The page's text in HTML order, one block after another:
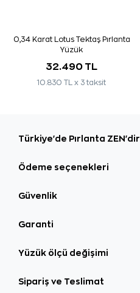
0,34 Karat Lotus Tektaş Pırlanta
Yüzük
32.490 TL
10.830 TL x 3 taksit
Türkiye'de Pırlanta ZEN'dir
Ödeme seçenekleri
Güvenlik
Garanti
Yüzük ölçü değişimi
Sipariş ve Teslimat